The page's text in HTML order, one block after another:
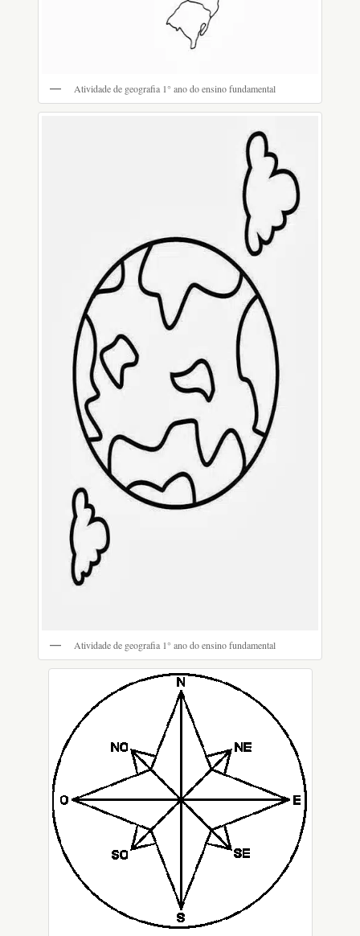
Atividade de geografia 1° ano do ensino fundamental
Atividade de geografia 1° ano do ensino fundamental